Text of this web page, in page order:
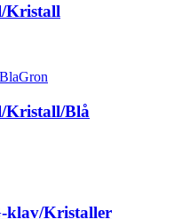
Kristall
Kristall/Blå
klav/Kristaller